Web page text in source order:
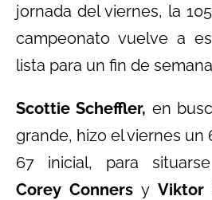
jornada del viernes, la
campeonato vuelve a
lista para un fin de
Scottie Scheffler, en
grande, hizo el viernes un
67 inicial, para
Corey Conners y Viktor